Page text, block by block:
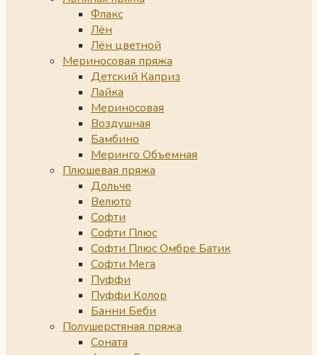
Флакс
Лён
Лён цветной
Мериносовая пряжа
Детский Каприз
Лайка
Мериносовая
Воздушная
Бамбино
Меринго Объемная
Плюшевая пряжа
Дольче
Велюто
Софти
Софти Плюс
Софти Плюс Омбре Батик
Софти Мега
Пуффи
Пуффи Колор
Банни Беби
Полушерстяная пряжа
Соната